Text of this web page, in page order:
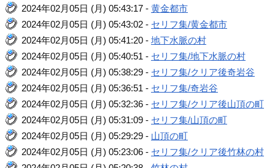
2024年02月05日 (月) 05:43:17 -黄金都市
2024年02月05日 (月) 05:43:02 - セリフ集/黄金都市
2024年02月05日 (月) 05:41:20 -地下水脈の村
2024年02月05日 (月) 05:40:51 - セリフ集/地下水脈の村
2024年02月05日 (月) 05:38:29 - セリフ集/クリア後奇岩谷
2024年02月05日 (月) 05:36:51 - セリフ集/奇岩谷
2024年02月05日 (月) 05:32:36 - セリフ集/クリア後山頂の町
2024年02月05日 (月) 05:31:09 - セリフ集/山頂の町
2024年02月05日 (月) 05:29:29 - 山頂の町
2024年02月05日 (月) 05:23:06 - セリフ集/クリア後竹林の村